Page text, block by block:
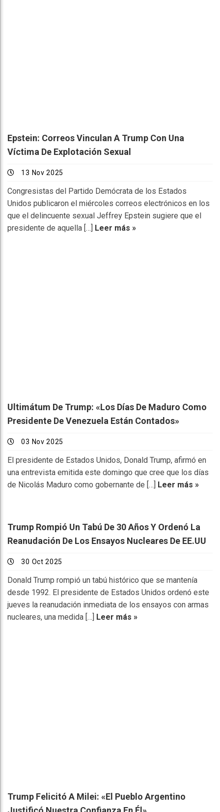
Epstein: Correos Vinculan A Trump Con Una
Víctima De Explotación Sexual
13 Nov 2025
Congresistas del Partido Demócrata de los Estados
Unidos publicaron el miércoles correos electrónicos en los
que el delincuente sexual Jeffrey Epstein sugiere que el
presidente de aquella […] Leer más »
Ultimátum De Trump: «Los Días De Maduro Como
Presidente De Venezuela Están Contados»
03 Nov 2025
El presidente de Estados Unidos, Donald Trump, afirmó en
una entrevista emitida este domingo que cree que los días
de Nicolás Maduro como gobernante de […]
Leer más »
Trump Rompió Un Tabú De 30 Años Y Ordenó La
Reanudación De Los Ensayos Nucleares De EE.UU
30 Oct 2025
Donald Trump rompió un tabú histórico que se mantenía
desde 1992. El presidente de Estados Unidos ordenó este
jueves la reanudación inmediata de los ensayos con armas
nucleares, una medida […]
Leer más »
Trump Felicitó A Milei: «El Pueblo Argentino